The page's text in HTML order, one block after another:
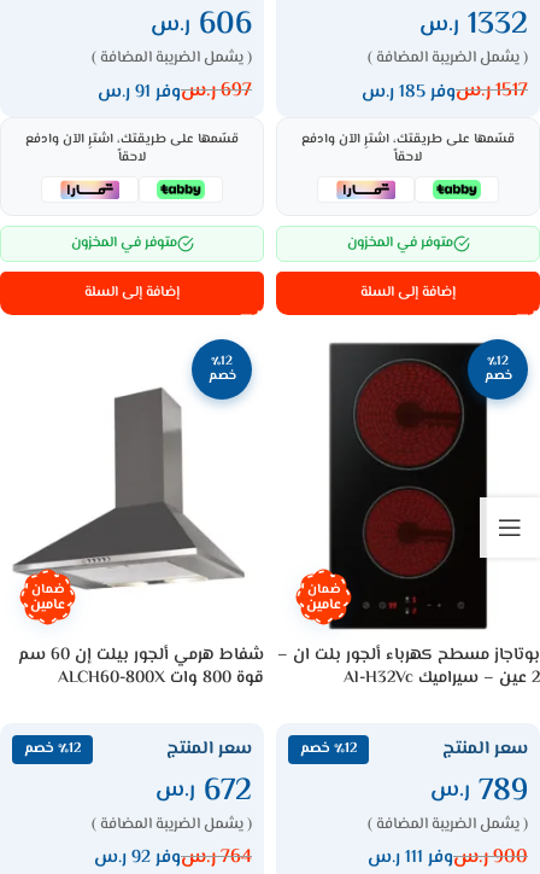
1332 ر.س
( يشمل الضريبة المضافة )
1517ر.سوفر 185 ر.س
قسّمها على طريقتك، اشترِ الآن وادفع
لاحقاً
متوفر في المخزون
إضافة إلى السلة
606 ر.س
( يشمل الضريبة المضافة )
697ر.سوفر 91 ر.س
قسّمها على طريقتك، اشترِ الآن وادفع
لاحقاً
متوفر في المخزون
إضافة إلى السلة
٪12
خصم
ضمان
عامين
بوتاجاز مسطح كهرباء ألجور بلت ان –
2 عين – سيراميك Al-H32Vc
سعر المنتج ٪12 خصم
789 ر.س
( يشمل الضريبة المضافة )
900ر.سوفر 111 ر.س
٪12
خصم
ضمان
عامين
شفاط هرمي ألجور بيلت إن 60 سم
قوة 800 وات ALCH60-800X
سعر المنتج ٪12 خصم
672 ر.س
( يشمل الضريبة المضافة )
764ر.سوفر 92 ر.س